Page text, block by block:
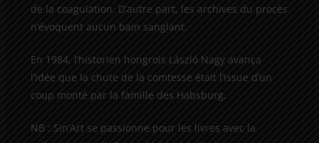
de la coagulation. D’autre part, les archives du procès
n’évoquent aucun bain sanglant.
En 1984, l’historien hongrois László Nagy avança
l’idée que la chute de la comtesse était l’issue d’un
coup monté par la famille des Habsburg.
NB : Sin’Art se passionne pour les livres avec la